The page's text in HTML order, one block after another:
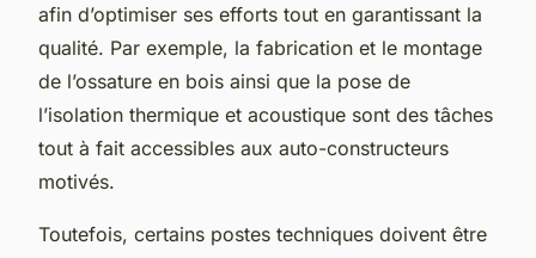
afin d’optimiser ses efforts tout en garantissant la
qualité. Par exemple, la fabrication et le montage
de l’ossature en bois ainsi que la pose de
l’isolation thermique et acoustique sont des tâches
tout à fait accessibles aux auto-constructeurs
motivés.
Toutefois, certains postes techniques doivent être